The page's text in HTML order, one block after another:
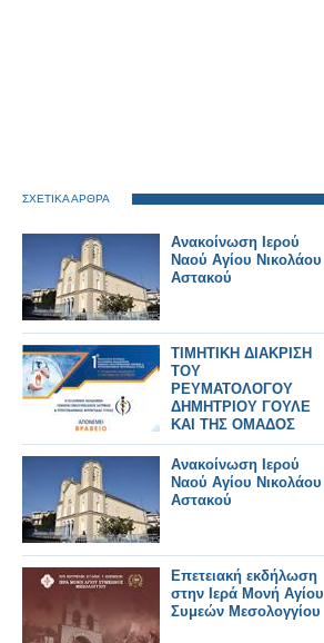
ΣΧΕΤΙΚΑ ΑΡΘΡΑ
Ανακοίνωση Ιερού
Ναού Αγίου Νικολάου
Αστακού
ΤΙΜΗΤΙΚΗ ΔΙΑΚΡΙΣΗ
ΤΟΥ
ΡΕΥΜΑΤΟΛΟΓΟΥ
ΔΗΜΗΤΡΙΟΥ ΓΟΥΛΕ
ΚΑΙ ΤΗΣ ΟΜΑΔΟΣ
ΤΟΥ
Ανακοίνωση Ιερού
Ναού Αγίου Νικολάου
Αστακού
Επετειακή εκδήλωση
στην Ιερά Μονή Αγίου
Συμεών Μεσολογγίου